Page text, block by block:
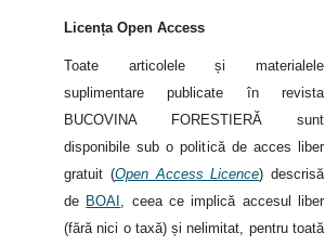
Licența Open Access
Toate articolele și materialele
suplimentare publicate în revista
BUCOVINA FORESTIERĂ sunt
disponibile sub o politică de acces liber
gratuit (Open Access Licence) descrisă
de BOAI , ceea ce implică accesul liber
(fără nici o taxă) și nelimitat, pentru toată